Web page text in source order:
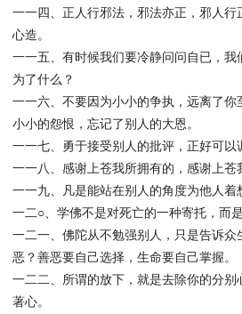
一一四、正人行邪法，邪法亦正，邪人
心造。
一一五、有时候我们要冷静问问自已，
为了什么？
一一六、不要因为小小的争执，远离了
小小的怨恨，忘记了别人的大恩。
一一七、勇于接受别人的批评，正好可以
一一八、感谢上苍我所拥有的，感谢上苍
一一九、凡是能站在别人的角度为他人着
一二○、学佛不是对死亡的一种寄托，而
一二一、佛陀从不勉强别人，只是告诉众
恶？善恶要自己选择，生命要自己掌握。
一二二、所谓的放下，就是去除你的分
著心。